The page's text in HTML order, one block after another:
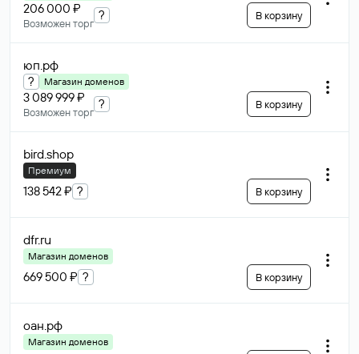
206 000 ₽
Возможен торг
? В корзину
юп.рф
? Магазин доменов
3 089 999 ₽
Возможен торг
? В корзину
bird.shop
Премиум
138 542 ₽ ? В корзину
dfr.ru
Магазин доменов
669 500 ₽ ? В корзину
оан.рф
Магазин доменов